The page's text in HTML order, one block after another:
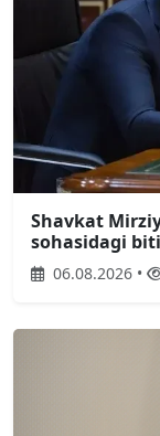
Shavkat
sohasidagi
06.08.2026 •